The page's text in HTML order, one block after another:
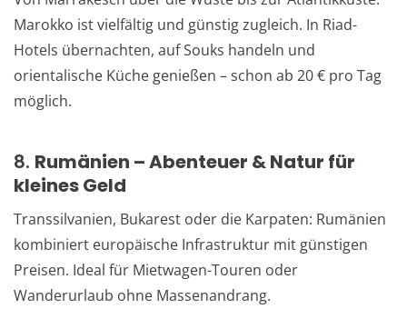
Marokko ist vielfältig und günstig zugleich. In Riad-
Hotels übernachten, auf Souks handeln und
orientalische Küche genießen – schon ab 20 € pro Tag
möglich.
8. Rumänien – Abenteuer & Natur für
kleines Geld
Transsilvanien, Bukarest oder die Karpaten: Rumänien
kombiniert europäische Infrastruktur mit günstigen
Preisen. Ideal für Mietwagen-Touren oder
Wanderurlaub ohne Massenandrang.